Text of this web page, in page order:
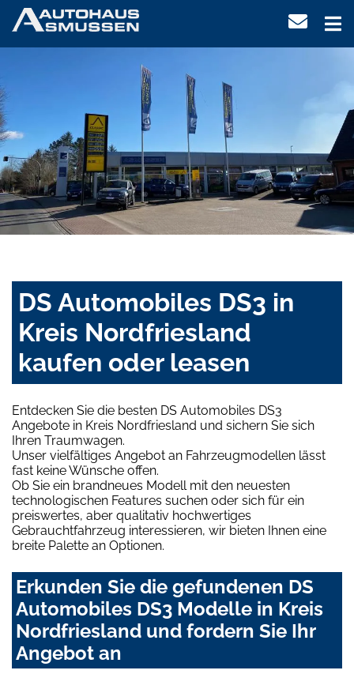
DS Automobiles DS3 in
Kreis Nordfriesland
kaufen oder leasen
Entdecken Sie die besten DS Automobiles DS3
Angebote in Kreis Nordfriesland und sichern Sie sich
Ihren Traumwagen.
Unser vielfältiges Angebot an Fahrzeugmodellen lässt
fast keine Wünsche offen.
Ob Sie ein brandneues Modell mit den neuesten
technologischen Features suchen oder sich für ein
preiswertes, aber qualitativ hochwertiges
Gebrauchtfahrzeug interessieren, wir bieten Ihnen eine
breite Palette an Optionen.
Erkunden Sie die gefundenen DS
Automobiles DS3 Modelle in Kreis
Nordfriesland und fordern Sie Ihr
Angebot an